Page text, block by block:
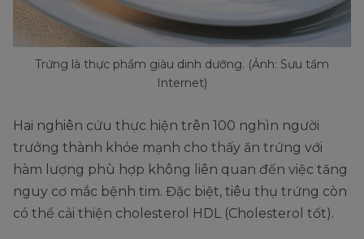
Trứng là thực phẩm giàu dinh dưỡng. (Ảnh: Sưu tầm
Internet)
Hai nghiên cứu thực hiện trên 100 nghìn người
trưởng thành khỏe mạnh cho thấy ăn trứng với
hàm lượng phù hợp không liên quan đến việc tăng
nguy cơ mắc bệnh tim. Đặc biệt, tiêu thụ trứng còn
có thể cải thiện cholesterol HDL (Cholesterol tốt).